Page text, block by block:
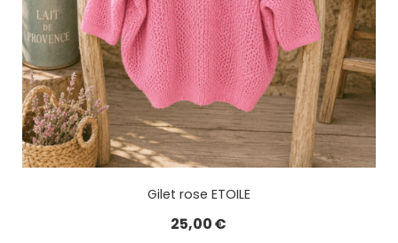
Gilet rose ETOILE
25,00€